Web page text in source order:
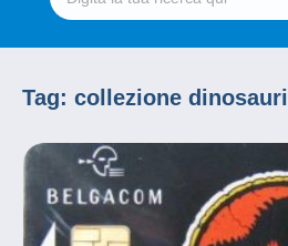
Tag: collezione dinosauri